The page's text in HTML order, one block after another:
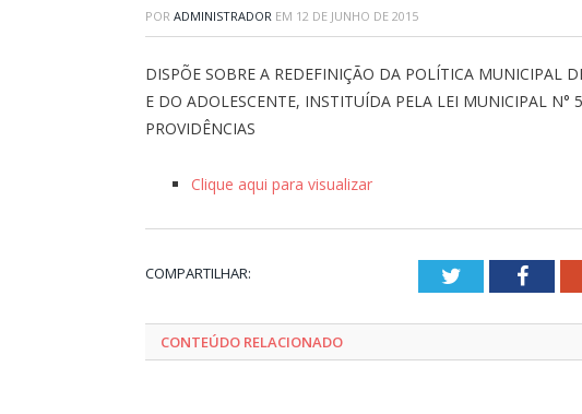
POR ADMINISTRADOR EM 12 DE JUNHO DE 2015
DISPÕE SOBRE A REDEFINIÇÃO DA POLÍTICA MUNICIPAL
E DO ADOLESCENTE, INSTITUÍDA PELA LEI MUNICIPAL
PROVIDÊNCIAS
Clique aqui para visualizar
COMPARTILHAR: Twitter
CONTEÚDO RELACIONADO